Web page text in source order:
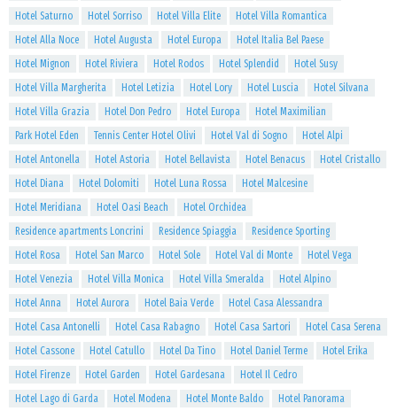
Hotel Saturno
Hotel Sorriso Hotel Villa Elite
Hotel Villa Romantica
Hotel Alla Noce
Hotel Augusta Hotel Europa
Hotel Italia Bel Paese
Hotel Mignon
Hotel Riviera Hotel Rodos Hotel Splendid
Hotel Susy
Hotel Villa Margherita
Hotel Letizia Hotel Lory Hotel Luscia
Hotel Silvana
Hotel Villa Grazia
Hotel Don Pedro Hotel Europa
Hotel Maximilian
Park Hotel Eden
Tennis Center Hotel Olivi Hotel Val di Sogno
Hotel Alpi
Hotel Antonella
Hotel Astoria Hotel Bellavista Hotel Benacus
Hotel Cristallo
Hotel Diana
Hotel Dolomiti Hotel Luna Rossa
Hotel Malcesine
Hotel Meridiana
Hotel Oasi Beach
Hotel Orchidea
Residence apartments Loncrini
Residence Spiaggia
Residence Sporting
Hotel Rosa
Hotel San Marco Hotel Sole Hotel Val di Monte
Hotel Vega
Hotel Venezia
Hotel Villa Monica Hotel Villa Smeralda
Hotel Alpino
Hotel Anna
Hotel Aurora Hotel Baia Verde
Hotel Casa Alessandra
Hotel Casa Antonelli
Hotel Casa Rabagno Hotel Casa Sartori
Hotel Casa Serena
Hotel Cassone
Hotel Catullo Hotel Da Tino Hotel Daniel Terme
Hotel Erika
Hotel Firenze
Hotel Garden Hotel Gardesana
Hotel Il Cedro
Hotel Lago di Garda
Hotel Modena Hotel Monte Baldo
Hotel Panorama